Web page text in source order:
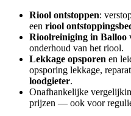
Riool ontstoppen:
een riool
Rioolreiniging in Balloo
onderhoud van het riool.
Lekkage opsporen en
opsporing lekkage,
loodgieter.
Onafhankelijke
prijzen — ook voor